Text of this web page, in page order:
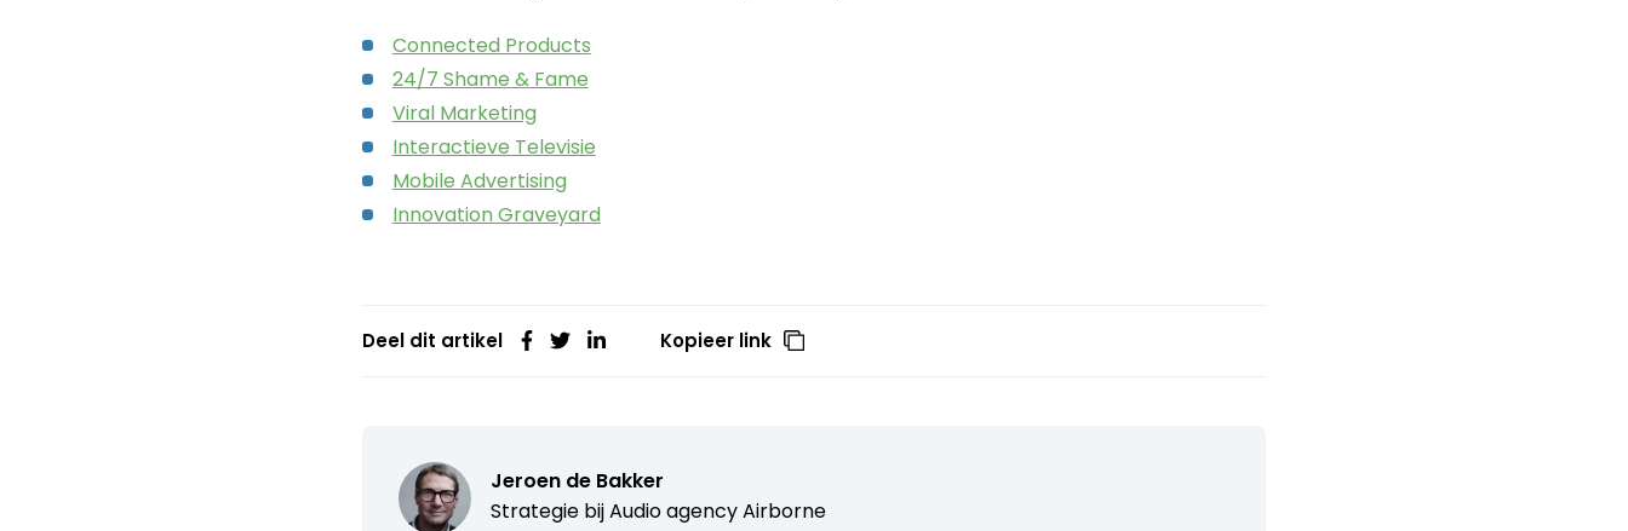
Connected Products
24/7 Shame & Fame
Viral Marketing
Interactieve Televisie
Mobile Advertising
Innovation Graveyard
Deel dit artikel Kopieer link
Jeroen de Bakker
Strategie bijAudio agency Airborne